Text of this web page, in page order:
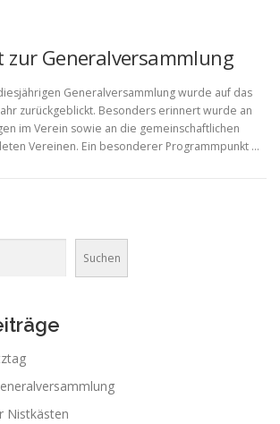
zur Generalversammlung
Generalversammlung wurde auf das
zurückgeblickt. Besonders erinnert wurde an
im Verein sowie an die gemeinschaftlichen
Vereinen. Ein besonderer Programmpunkt …
Suchen
Nistkästen